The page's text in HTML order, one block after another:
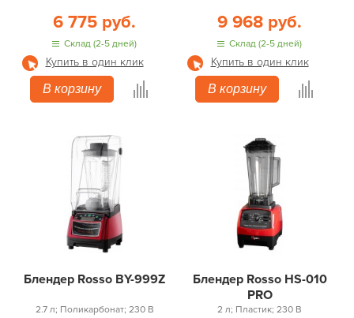
6 775 руб.
Склад (2-5 дней)
Купить в один клик
В корзину
9 968 руб.
Склад (2-5 дней)
Купить в один клик
В корзину
Блендер Rosso BY-999Z
2.7 л; Поликарбонат; 230 В
Блендер Rosso HS-010
PRO
2 л; Пластик; 230 В